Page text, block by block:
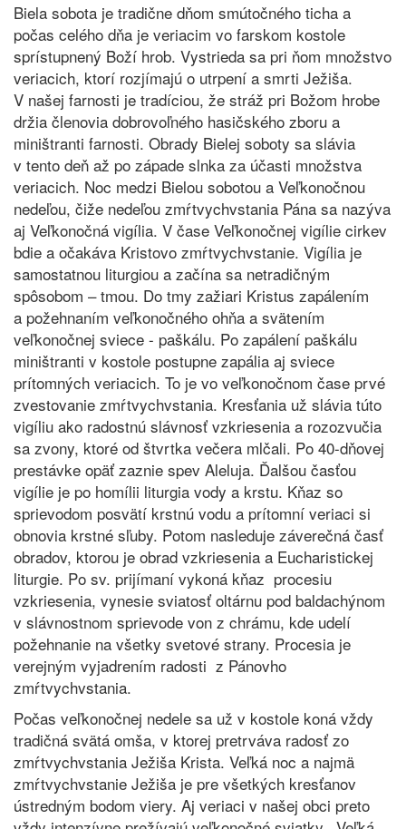
Biela sobota je tradične dňom smútočného ticha a
počas celého dňa je veriacim vo farskom kostole
sprístupnený Boží hrob. Vystrieda sa pri ňom množstvo
veriacich, ktorí rozjímajú o utrpení a smrti Ježiša.
V našej farnosti je tradíciou, že stráž pri Božom hrobe
držia členovia dobrovoľného hasičského zboru a
miništranti farnosti. Obrady Bielej soboty sa slávia
v tento deň až po západe slnka za účasti množstva
veriacich. Noc medzi Bielou sobotou a Veľkonočnou
nedeľou, čiže nedeľou zmŕtvychvstania Pána sa nazýva
aj Veľkonočná vigília. V čase Veľkonočnej vigílie cirkev
bdie a očakáva Kristovo zmŕtvychvstanie. Vigília je
samostatnou liturgiou a začína sa netradičným
spôsobom – tmou. Do tmy zažiari Kristus zapálením
a požehnaním veľkonočného ohňa a svätením
veľkonočnej sviece - paškálu. Po zapálení paškálu
miništranti v kostole postupne zapália aj sviece
prítomných veriacich. To je vo veľkonočnom čase prvé
zvestovanie zmŕtvychvstania. Kresťania už slávia túto
vigíliu ako radostnú slávnosť vzkriesenia a rozozvučia
sa zvony, ktoré od štvrtka večera mlčali. Po 40-dňovej
prestávke opäť zaznie spev Aleluja. Ďalšou časťou
vigílie je po homílii liturgia vody a krstu. Kňaz so
sprievodom posvätí krstnú vodu a prítomní veriaci si
obnovia krstné sľuby. Potom nasleduje záverečná časť
obradov, ktorou je obrad vzkriesenia a Eucharistickej
liturgie. Po sv. prijímaní vykoná kňaz procesiu
vzkriesenia, vynesie sviatosť oltárnu pod baldachýnom
v slávnostnom sprievode von z chrámu, kde udelí
požehnanie na všetky svetové strany. Procesia je
verejným vyjadrením radosti z Pánovho
zmŕtvychvstania.
Počas veľkonočnej nedele sa už v kostole koná vždy
tradičná svätá omša, v ktorej pretrváva radosť zo
zmŕtvychvstania Ježiša Krista. Veľká noc a najmä
zmŕtvychvstanie Ježiša je pre všetkých kresťanov
ústredným bodom viery. Aj veriaci v našej obci preto